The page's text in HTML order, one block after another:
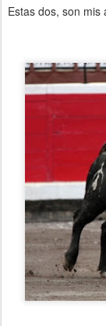
Estas dos, son